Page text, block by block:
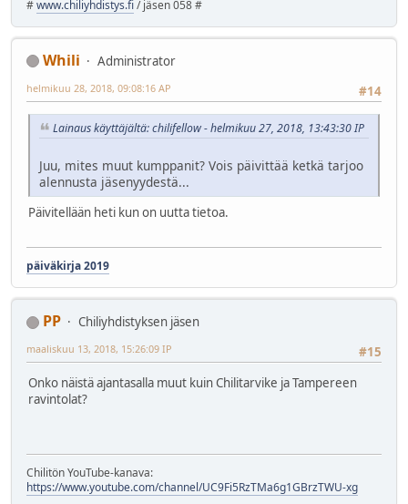
#www.chiliyhdistys.fi/ jäsen 058 #
Whili
Administrator
#14
helmikuu 28, 2018, 09:08:16 AP
Lainaus käyttäjältä: chilifellow - helmikuu 27, 2018, 13:43:30 IP
Juu, mites muut kumppanit? Vois päivittää ketkä tarjoo
alennusta jäsenyydestä...
Päivitellään heti kun on uutta tietoa.
päiväkirja 2019
PP
Chiliyhdistyksen jäsen
#15
maaliskuu 13, 2018, 15:26:09 IP
Onko näistä ajantasalla muut kuin Chilitarvike ja Tampereen
ravintolat?
Chilitön YouTube-kanava:
https://www.youtube.com/channel/UC9Fi5RzTMa6g1GBrzTWU-xg